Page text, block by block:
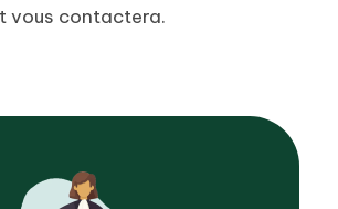
vous contactera.